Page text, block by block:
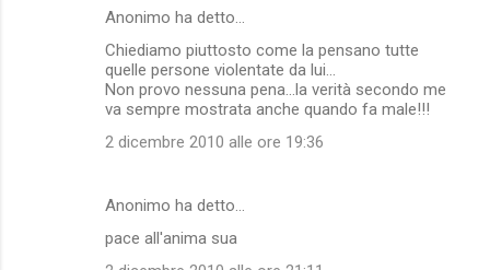
Anonimo ha detto…
Chiediamo piuttosto come la pensano tutte
quelle persone violentate da lui...
Non provo nessuna pena...la verità secondo me
va sempre mostrata anche quando fa male!!!
2 dicembre 2010 alle ore 19:36
Anonimo ha detto…
pace all'anima sua